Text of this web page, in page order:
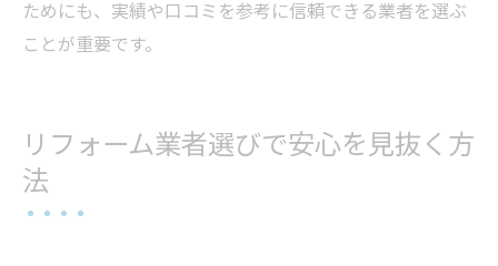
ためにも、実績や口コミを参考に信頼できる業者を選ぶ
ことが重要です。
リフォーム業者選びで安心を見抜く方
法